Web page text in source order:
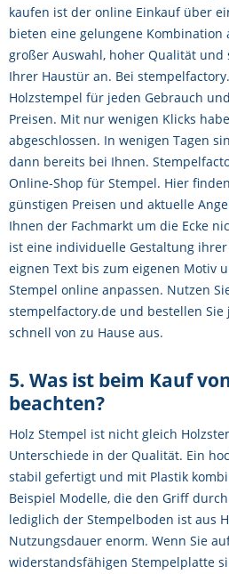
kaufen ist der online Einkauf über
bieten eine gelungene Kombination
großer Auswahl, hoher Qualität und
Ihrer Haustür an. Bei
Holzstempel für jeden Gebrauch
Preisen. Mit nur wenigen Klicks
abgeschlossen. In wenigen Tagen
dann bereits bei Ihnen.
Online-Shop für Stempel. Hier
günstigen Preisen und aktuelle
Ihnen der Fachmarkt um die Ecke
ist eine individuelle Gestaltung
eignen Text bis zum eigenen Motiv
Stempel online anpassen. Nutzen
stempelfactory.de und bestellen
schnell von zu Hause aus.
5. Was ist beim Kauf
beachten?
Holz Stempel ist nicht gleich
Unterschiede in der Qualität. Ein
stabil gefertigt und mit Plastik
Beispiel Modelle, die den Griff
lediglich der Stempelboden ist aus
Nutzungsdauer enorm. Wenn Sie
widerstandsfähigen Stempelplatte